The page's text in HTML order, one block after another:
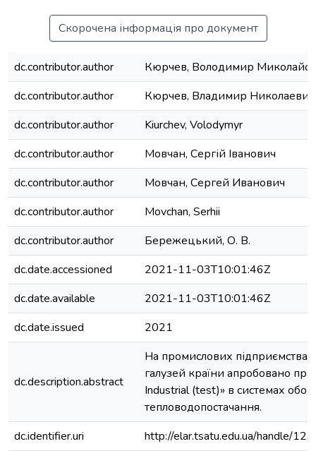
Скорочена інформація про документ
dc.contributor.author
Кюрчев, Володимир
dc.contributor.author
Кюрчев, Владимир Николаевич
dc.contributor.author
Kiurchev, Volodymyr
dc.contributor.author
Мовчан, Сергій Іванович
dc.contributor.author
Мовчан, Сергей Иванович
dc.contributor.author
Movchan, Serhii
dc.contributor.author
Бережецький, О. В.
dc.date.accessioned
2021-11-03T10:01:46Z
dc.date.available
2021-11-03T10:01:46Z
dc.date.issued
2021
dc.description.abstract
На промислових підприємствах
галузей країни апробовано
Industrial (test)» в системах
тепловодопостачання.
dc.identifier.uri
http://elar.tsatu.edu.ua/handle/